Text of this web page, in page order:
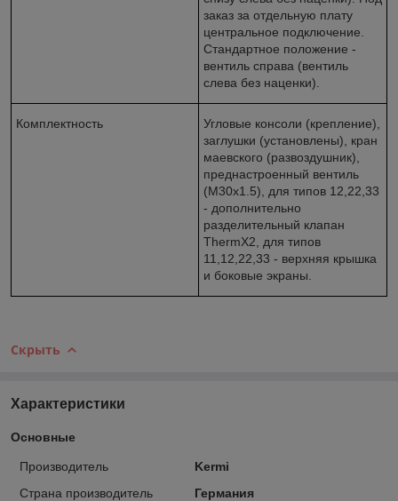
заказ за отдельную плату
центральное подключение.
Стандартное положение -
вентиль справа (вентиль
слева без наценки).
Комплектность
Угловые консоли (крепление),
заглушки (установлены), кран
маевского (развоздушник),
преднастроенный вентиль
(M30x1.5), для типов 12,22,33
- дополнительно
разделительный клапан
ThermX2, для типов
11,12,22,33 - верхняя крышка
и боковые экраны.
Скрыть
Характеристики
Основные
Производитель
Kermi
Страна производитель
Германия